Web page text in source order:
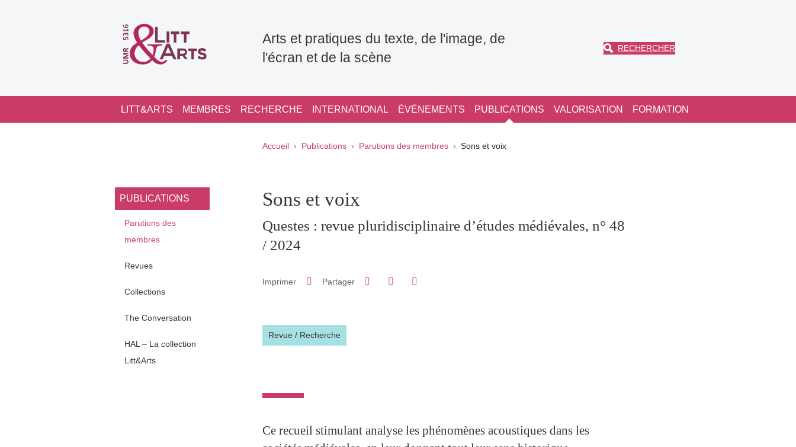
Arts et pratiques du texte, de l'image, de
l'écran et de la scène
RECHERCHER
Navigation principale
LITT&ARTS MEMBRES RECHERCHE INTERNATIONAL ÉVÉNEMENTS PUBLICATIONS VALORISATION FORMATION
Fil d'Ariane
Accueil Publications Parutions des membres Sons et voix
Navigation principale Sidebar
PUBLICATIONS
Parutions des
membres
Revues
Collections
The Conversation
HAL – La collection
Litt&Arts
Sons et voix
Questes : revue pluridisciplinaire d’études médiévales, n° 48
/ 2024
Imprimer Partager Partager sur Facebook
Partager sur LinkedIn
Revue / Recherche
Ce recueil stimulant analyse les phénomènes acoustiques dans les